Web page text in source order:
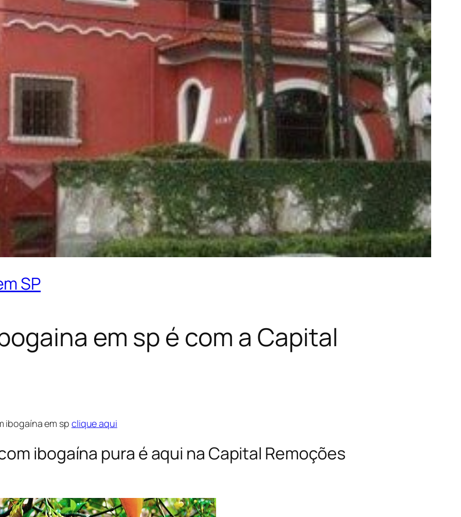
SP
em sp é com a Capital
ibogaína em sp clique aqui
ibogaína pura é aqui na Capital Remoções